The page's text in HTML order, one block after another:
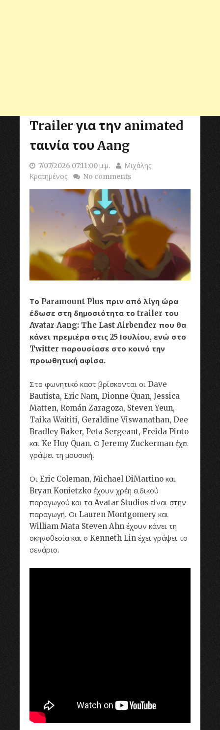
Trailer για την animated
ταινία του Aang
7/07/2026 07:11:00 μ.μ.
Μιχάλης
Κρατημένος
No comments
Το Paramount Plus πριν από λίγη ώρα
έδωσε στη δημοσιότητα το trailer του
Avatar Aang: The Last Airbender που θα
κάνει πρεμιέρα στις 25 Ιουλίου, ενώ στο
Twitter παρουσίασε στο κοινό την
προωθητική αφίσα.
Στο φωνητικό καστ βρίσκονται οι Dave
Bautista, Eric Nam, Dionne Quan, Jessica
Matten, Román Zaragoza, Steven Yeun,
Taika Waititi, Geraldine Viswanathan, Dee
Bradley Baker, Peta Sergeant, Freida Pinto
και Ke Huy Quan. Ο Jeremy Zuckerman έχει
γράψει τη μουσική.
Οι Eric Coleman, Michael DiMartino και
Bryan Konietzko έχουν χρέη ειδικού
παραγωγού και τα Avatar Studios είναι στην
παραγωγή. Οι Lauren Montgomery και
William Mata Steven Ahn έχουν κάνει τη
σκηνοθεσία και ο Kenneth Lin έχει γράψει το
σενάριο.